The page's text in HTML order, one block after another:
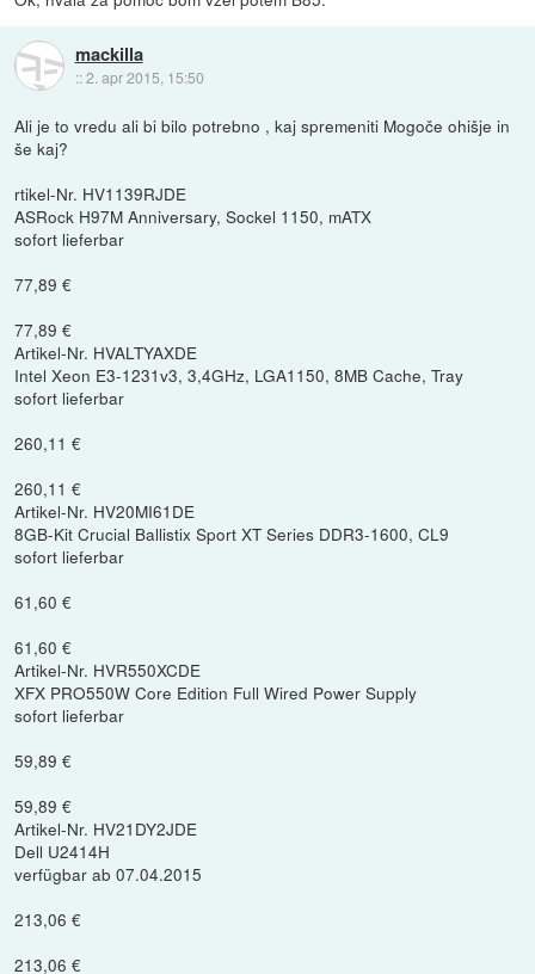
mackilla
::2. apr 2015, 15:50
Ali je to vredu ali bi bilo potrebno , kaj spremeniti Mogoče ohišje in
še kaj?
rtikel-Nr. HV1139RJDE
ASRock H97M Anniversary, Sockel 1150, mATX
sofort lieferbar
77,89 €
77,89 €
Artikel-Nr. HVALTYAXDE
Intel Xeon E3-1231v3, 3,4GHz, LGA1150, 8MB Cache, Tray
sofort lieferbar
260,11 €
260,11 €
Artikel-Nr. HV20MI61DE
8GB-Kit Crucial Ballistix Sport XT Series DDR3-1600, CL9
sofort lieferbar
61,60 €
61,60 €
Artikel-Nr. HVR550XCDE
XFX PRO550W Core Edition Full Wired Power Supply
sofort lieferbar
59,89 €
59,89 €
Artikel-Nr. HV21DY2JDE
Dell U2414H
verfügbar ab 07.04.2015
213,06 €
213,06 €